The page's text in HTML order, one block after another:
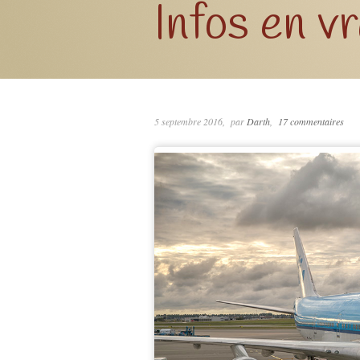
Infos en
5 septembre 2016 par Darth 17 commentaires